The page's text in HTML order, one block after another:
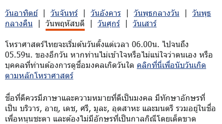
วันอาทิตย์| วันจันทร์ | วันอังคาร | วันพุธกลางวัน | วันพุธ
กลางคืน | วันพฤหัสบดี | วันศุกร์ | วันเสาร์
โหราศาสตร์ไทยจะเริ่มต้นวันตั้งแต่เวลา 06.00น. ไปจนถึง
05.59น. ของอีกวัน หากท่านไม่เข้าใจหรือไม่แน่ใจว่าตนเอง หรือ
บุคคลที่ท่านต้องการดูชื่อมงคลเกิดวันใด คลิกที่นี่เพื่อนับวันเกิด
ตามหลักโหราศาสตร์
ชื่อที่ดีควรมีภาษาและความหมายที่ดีเป็นมงคล มีทักษาอักษรที่
เป็น บริวาร, อายุ, เดช, ศรี, มูละ, อุตสาหะ และมนตรี รวมอยู่ในชื่อ
เพื่อหนุนชะตา และต้องไม่มีอักษรที่เป็นกาลกิณีโดยเด็ดขาด